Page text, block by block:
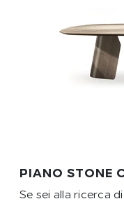
PIANO STONE
Se sei alla ricerca